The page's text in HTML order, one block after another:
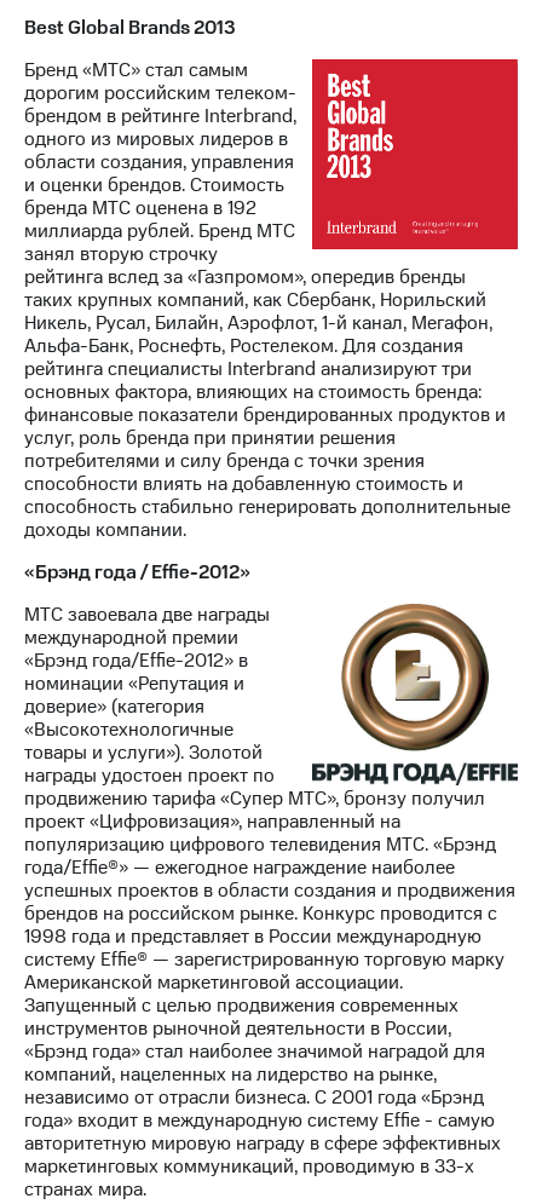
Best Global Brands 2013
Бренд «МТС» стал самым
дорогим российским телеком-
брендом в рейтинге Interbrand,
одного из мировых лидеров в
области создания, управления
и оценки брендов. Стоимость
бренда МТС оценена в 192
миллиарда рублей. Бренд МТС
занял вторую строчку
рейтинга вслед за «Газпромом», опередив бренды
таких крупных компаний, как Сбербанк, Норильский
Никель, Русал, Билайн, Аэрофлот, 1-й канал, Мегафон,
Альфа-Банк, Роснефть, Ростелеком. Для создания
рейтинга специалисты Interbrand анализируют три
основных фактора, влияющих на стоимость бренда:
финансовые показатели брендированных продуктов и
услуг, роль бренда при принятии решения
потребителями и силу бренда с точки зрения
способности влиять на добавленную стоимость и
способность стабильно генерировать дополнительные
доходы компании.
«Брэнд года / Effie-2012»
МТС завоевала две награды
международной премии
«Брэнд года/Effie-2012» в
номинации «Репутация и
доверие» (категория
«Высокотехнологичные
товары и услуги»). Золотой
награды удостоен проект по
продвижению тарифа «Супер МТС», бронзу получил
проект «Цифровизация», направленный на
популяризацию цифрового телевидения МТС. «Брэнд
года/Effie®» — ежегодное награждение наиболее
успешных проектов в области создания и продвижения
брендов на российском рынке. Конкурс проводится с
1998 года и представляет в России международную
систему Effie® — зарегистрированную торговую марку
Американской маркетинговой ассоциации.
Запущенный с целью продвижения современных
инструментов рыночной деятельности в России,
«Брэнд года» стал наиболее значимой наградой для
компаний, нацеленных на лидерство на рынке,
независимо от отрасли бизнеса. С 2001 года «Брэнд
года» входит в международную систему Effie - самую
авторитетную мировую награду в сфере эффективных
маркетинговых коммуникаций, проводимую в 33-х
странах мира.